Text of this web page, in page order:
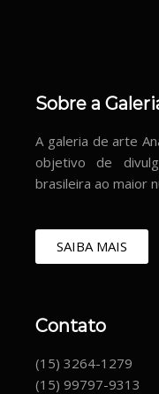
Sobre a
A galeria de arte
objetivo de
brasileira ao maior
SAIBA MAIS
Contato
(15) 3264-1279
(15) 99797-9313